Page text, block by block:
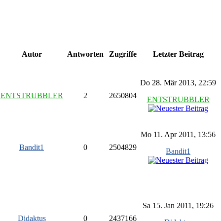
Autor Antworten Zugriffe Letzter Beitrag
ENTSTRUBBLER 2 2650804
Do 28. Mär 2013, 22:59
ENTSTRUBBLER
Bandit1 0 2504829
Mo 11. Apr 2011, 13:56
Bandit1
Didaktus 0 2437166
Sa 15. Jan 2011, 19:26